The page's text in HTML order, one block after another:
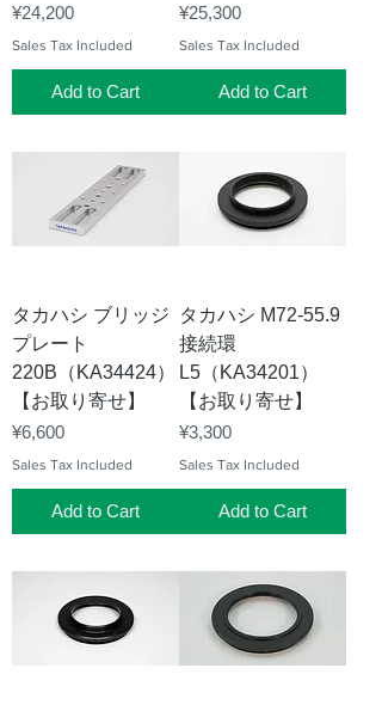
Price
¥24,200
Sales Tax Included
Add to Cart
Price
¥25,300
Sales Tax Included
Add to Cart
タカハシ ブリッジ
プレート
220B（KA34424）
【お取り寄せ】
Price
¥6,600
Sales Tax Included
Add to Cart
タカハシ M72-55.9
接続環
L5（KA34201）
【お取り寄せ】
Price
¥3,300
Sales Tax Included
Add to Cart